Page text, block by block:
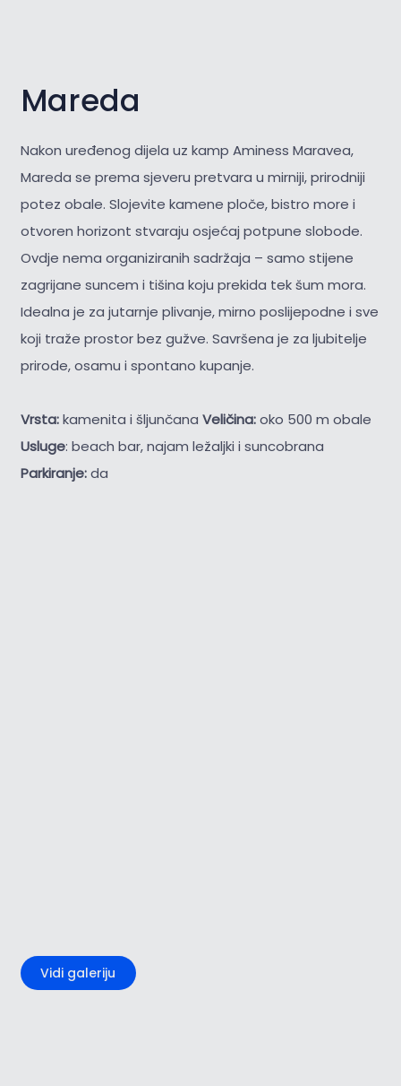
Mareda
Nakon uređenog dijela uz kamp Aminess Maravea,
Mareda se prema sjeveru pretvara u mirniji, prirodniji
potez obale. Slojevite kamene ploče, bistro more i
otvoren horizont stvaraju osjećaj potpune slobode.
Ovdje nema organiziranih sadržaja – samo stijene
zagrijane suncem i tišina koju prekida tek šum mora.
Idealna je za jutarnje plivanje, mirno poslijepodne i sve
koji traže prostor bez gužve. Savršena je za ljubitelje
prirode, osamu i spontano kupanje.
Vrsta:kamenita i šljunčana Veličina:oko 500 m obale
Usluge: beach bar, najam ležaljki i suncobrana
Parkiranje:da
Vidi galeriju